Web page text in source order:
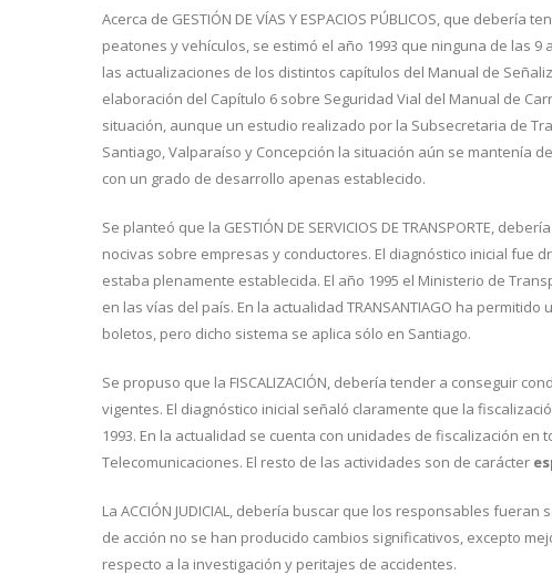
Acerca de GESTIÓN DE VÍAS Y ESPACIOS PÚBLICOS, que
peatones y vehículos, se estimó el año 1993 que ninguna de las
las actualizaciones de los distintos capítulos del Manual de
elaboración del Capítulo 6 sobre Seguridad Vial del Manual de
situación, aunque un estudio realizado por la Subsecretaria de
Santiago, Valparaíso y Concepción la situación aún se mantenía
con un grado de desarrollo apenas establecido.
Se planteó que la GESTIÓN DE SERVICIOS DE TRANSPORTE,
nocivas sobre empresas y conductores. El diagnóstico inicial fue
estaba plenamente establecida. El año 1995 el Ministerio de
en las vías del país. En la actualidad TRANSANTIAGO ha
boletos, pero dicho sistema se aplica sólo en Santiago.
Se propuso que la FISCALIZACIÓN, debería tender a conseguir
vigentes. El diagnóstico inicial señaló claramente que la
1993. En la actualidad se cuenta con unidades de fiscalización
Telecomunicaciones. El resto de las actividades son de carácter
La ACCIÓN JUDICIAL, debería buscar que los responsables
de acción no se han producido cambios significativos, excepto
respecto a la investigación y peritajes de accidentes.